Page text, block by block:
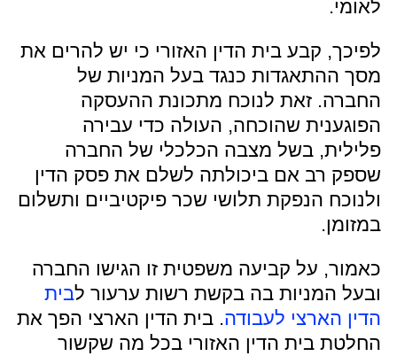
לאומי.
לפיכך, קבע בית הדין האזורי כי יש להרים את
מסך ההתאגדות כנגד בעל המניות של
החברה. זאת לנוכח מתכונת ההעסקה
הפוגענית שהוכחה, העולה כדי עבירה
פלילית, בשל מצבה הכלכלי של החברה
שספק רב אם ביכולתה לשלם את פסק הדין
ולנוכח הנפקת תלושי שכר פיקטיביים ותשלום
במזומן.
כאמור, על קביעה משפטית זו הגישו החברה
ובעל המניות בה בקשת רשות ערעור לבית
הדין הארצי לעבודה. בית הדין הארצי הפך את
החלטת בית הדין האזורי בכל מה שקשור